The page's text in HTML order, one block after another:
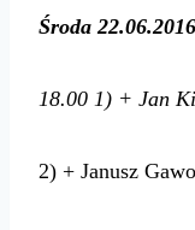
Środa
18.00 1) + Jan
2) + Janusz